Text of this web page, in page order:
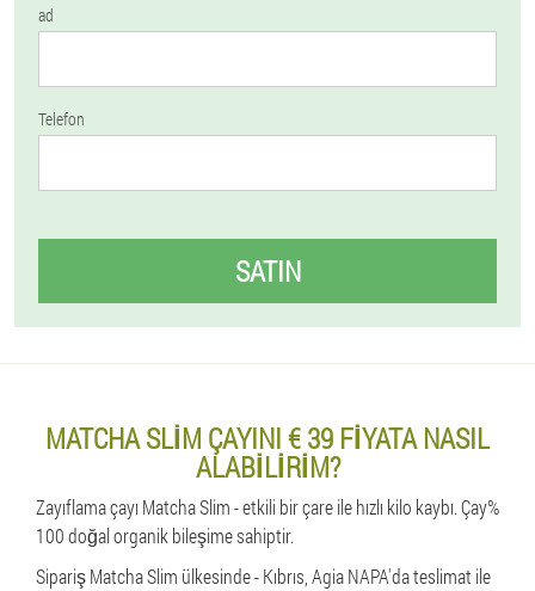
ad
Telefon
SATIN
MATCHA SLIM ÇAYINI € 39 FIYATA NASIL
ALABILIRIM?
Zayıflama çayı Matcha Slim - etkili bir çare ile hızlı kilo kaybı. Çay%
100 doğal organik bileşime sahiptir.
Sipariş Matcha Slim ülkesinde - Kıbrıs, Agia NAPA'da teslimat ile